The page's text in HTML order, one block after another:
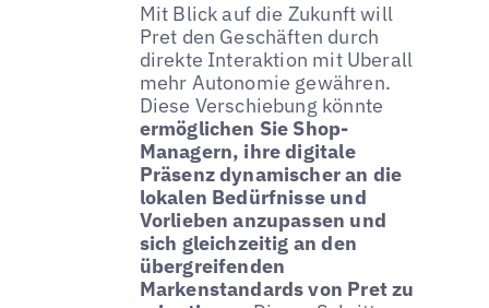
Mit Blick auf die Zukunft will
Pret den Geschäften durch
direkte Interaktion mit Uberall
mehr Autonomie gewähren.
Diese Verschiebung könnte
ermöglichen Sie Shop-
Managern, ihre digitale
Präsenz dynamischer an die
lokalen Bedürfnisse und
Vorlieben anzupassen und
sich gleichzeitig an den
übergreifenden
Markenstandards von Pret zu